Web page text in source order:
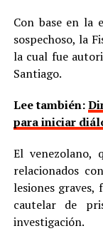
Con base en la
sospechoso, la
la cual fue
Santiago.
Lee también:
para iniciar
El venezolano,
relacionados
lesiones graves,
cautelar de
investigación.